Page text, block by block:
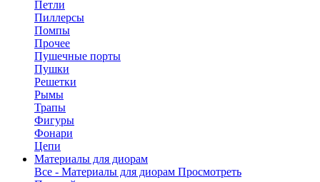
Петли
Пиллерсы
Помпы
Прочее
Пушечные порты
Пушки
Решетки
Рымы
Трапы
Фигуры
Фонари
Цепи
Материалы для диорам
Все - Материалы для диорам Просмотреть